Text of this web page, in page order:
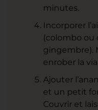
minutes.
Incorporer
(colombo ou
gingembre).
enrober la
Ajouter
et un petit
Couvrir et